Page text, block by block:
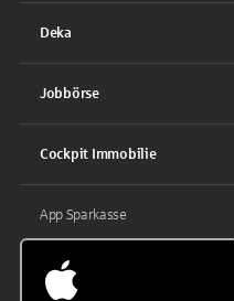
Deka
Jobbörse
Cockpit Immobilie
App Sparkasse